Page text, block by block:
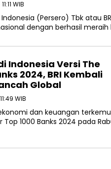
WIB
Indonesia (Persero) Tbk atau
dengan berhasil
Indonesia Versi The
2024, BRI Kembali
Global
WIB
ekonomi dan keuangan
1000 Banks 2024 pada